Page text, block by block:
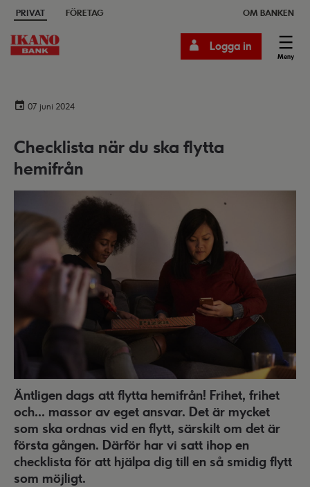
PRIVAT FÖRETAG OM BANKEN
Meny
Logga in
07 juni 2024
Checklista när du ska flytta
hemifrån
Äntligen dags att flytta hemifrån! Frihet, frihet
och... massor av eget ansvar. Det är mycket
som ska ordnas vid en flytt, särskilt om det är
första gången. Därför har vi satt ihop en
checklista för att hjälpa dig till en så smidig flytt
som möjligt.